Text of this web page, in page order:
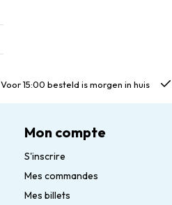
Voor 15:00 besteld is morgen in huis
Mon compte
S'inscrire
Mes commandes
Mes billets